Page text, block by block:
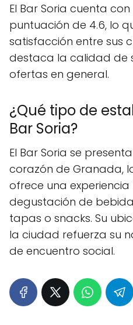
El Bar Soria cuenta
puntuación de 4.6, lo
satisfacción entre sus
destaca la calidad de
ofertas en general.
¿Qué tipo de
Bar Soria?
El Bar Soria se
corazón de Granada,
ofrece una
degustación de
tapas o snacks. Su
la ciudad refuerza su
de encuentro social.